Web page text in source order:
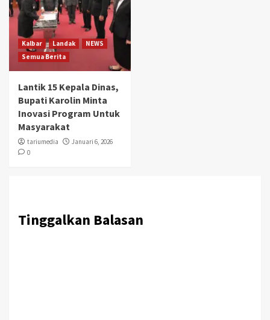
Kalbar Landak
NEWS
Semua Berita
Lantik 15 Kepala Dinas,
Bupati Karolin Minta
Inovasi Program Untuk
Masyarakat
tariumedia
Januari 6, 2026
0
Tinggalkan Balasan